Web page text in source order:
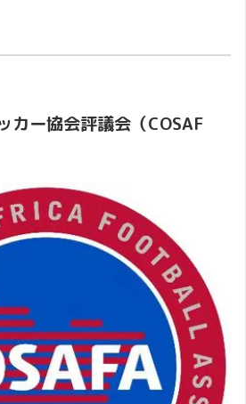
カー協会評議会（COSAF